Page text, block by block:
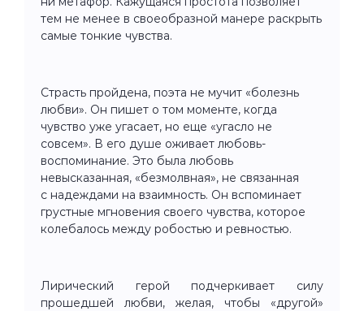
тем не менее в своеобразной манере раскрыть
самые тонкие чувства.
Страсть пройдена, поэта не мучит «болезнь
любви». Он пишет о том моменте, когда
чувство уже угасает, но еще «угасло не
совсем». В его душе оживает любовь-
воспоминание. Это была любовь
невысказанная, «безмолвная», не связанная
с надеждами на взаимность. Он вспоминает
грустные мгновения своего чувства, которое
колебалось между робостью и ревностью.
Лирический герой подчеркивает силу
прошедшей любви, желая, чтобы «другой»